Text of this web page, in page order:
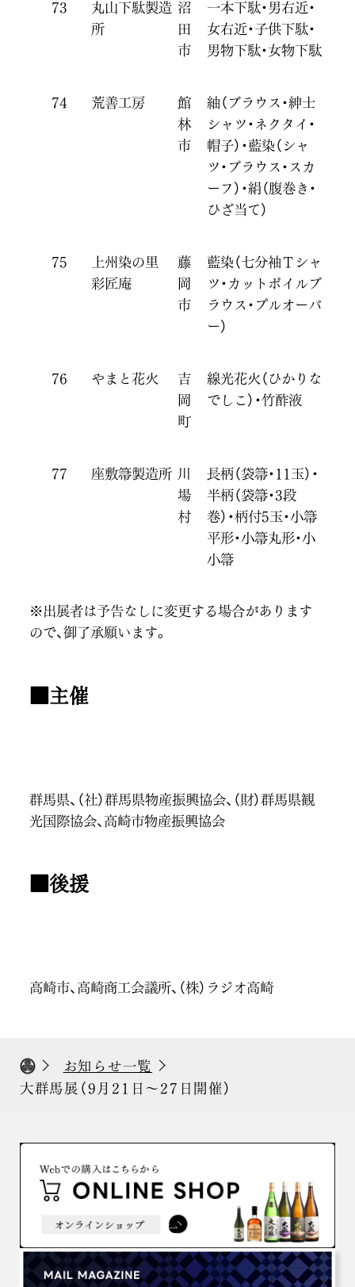
73
丸山下駄製造
所
沼
田
市
一本下駄・男右近・
女右近・子供下駄・
男物下駄・女物下駄
74 荒善工房
館
林
市
紬（ブラウス・紳士
シャツ・ネクタイ・
帽子）・藍染（シャ
ツ・ブラウス・スカ
ーフ）・絹（腹巻き・
ひざ当て）
75
上州染の里
彩匠庵
藤
岡
市
藍染（七分袖Ｔシャ
ツ・カットボイルブ
ラウス・プルオーバ
ー）
76 やまと花火
吉
岡
町
線光花火（ひかりな
でしこ）・竹酢液
77 座敷箒製造所 川
場
村
長柄（袋箒・11玉）・
半柄（袋箒・3段
巻）・柄付5玉・小箒
平形・小箒丸形・小
小箒
※出展者は予告なしに変更する場合があります
ので、御了承願います。
■主催
群馬県、（社）群馬県物産振興協会、（財）群馬県観
光国際協会、高崎市物産振興協会
■後援
高崎市、高崎商工会議所、（株）ラジオ高崎
お知らせ一覧
大群馬展（9月21日～27日開催）